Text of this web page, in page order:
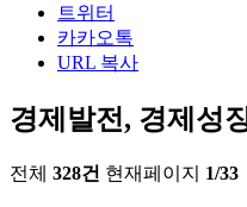
트위터
카카오톡
URL 복사
경제발전, 경제성
전체 328건 현재페이지 1/33